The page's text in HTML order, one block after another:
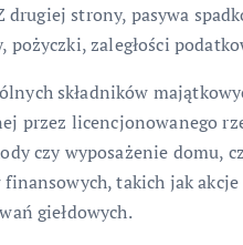
strony, pasywa
zaległości
składników
przez licencjonowanego
czy wyposażenie domu,
takich jak
giełdowych.